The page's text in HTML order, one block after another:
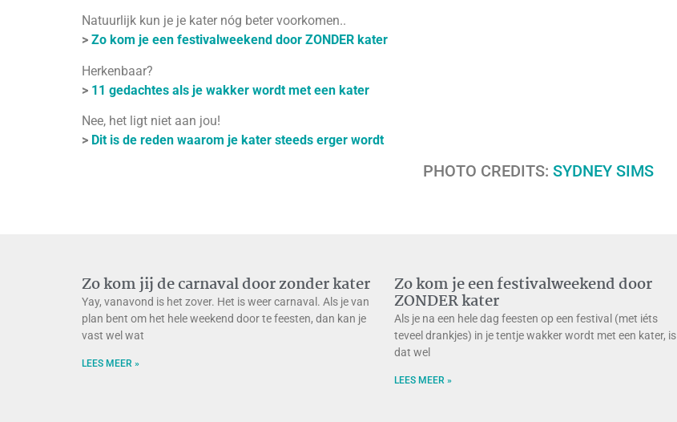
Natuurlijk kun je je kater nóg beter voorkomen..
> Zo kom je een festivalweekend door ZONDER kater
Herkenbaar?
> 11 gedachtes als je wakker wordt met een kater
Nee, het ligt niet aan jou!
> Dit is de reden waarom je kater steeds erger wordt
PHOTO CREDITS: SYDNEY SIMS
Zo kom jij de carnaval door zonder kater
Yay, vanavond is het zover. Het is weer carnaval. Als je van
plan bent om het hele weekend door te feesten, dan kan je
vast wel wat
LEES MEER »
Zo kom je een festivalweekend door
ZONDER kater
Als je na een hele dag feesten op een festival (met iéts
teveel drankjes) in je tentje wakker wordt met een kater, is
dat wel
LEES MEER »